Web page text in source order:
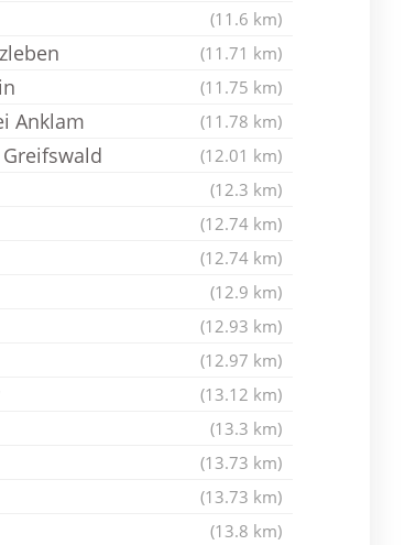
(11.6 km)
(11.71 km)
(11.75 km)
Anklam (11.78 km)
(12.01 km)
(12.3 km)
(12.74 km)
(12.74 km)
(12.9 km)
(12.93 km)
(12.97 km)
(13.12 km)
(13.3 km)
(13.73 km)
(13.73 km)
(13.8 km)